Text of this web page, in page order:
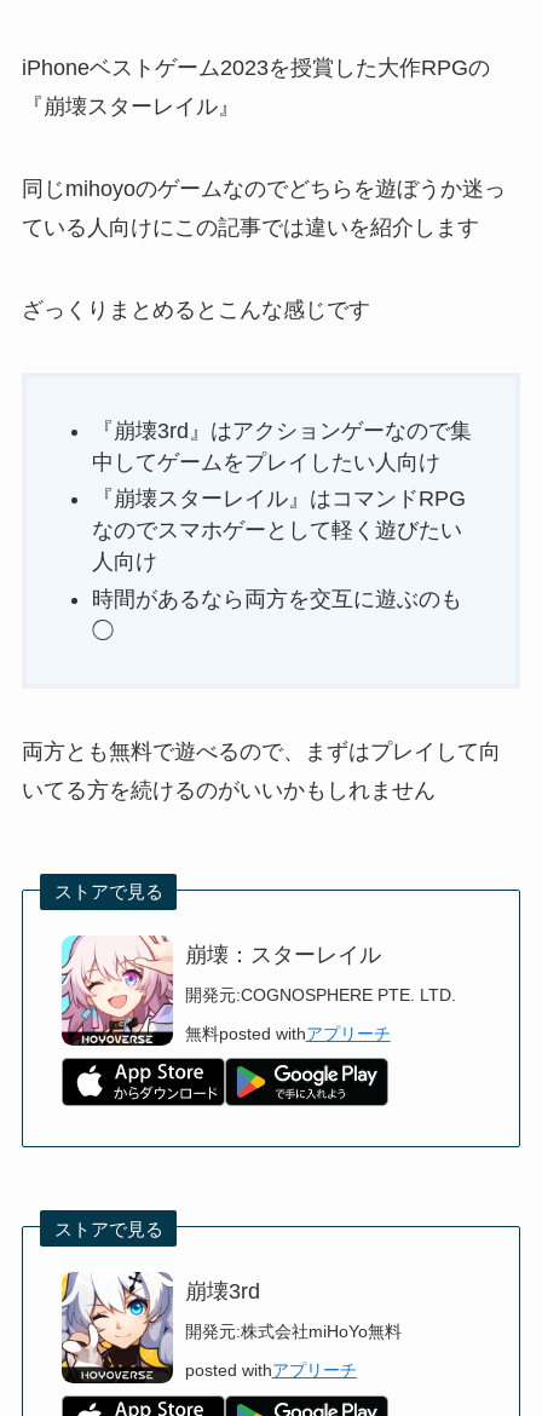
iPhoneベストゲーム2023を授賞した大作RPGの
『崩壊スターレイル』
同じmihoyoのゲームなのでどちらを遊ぼうか迷っ
ている人向けにこの記事では違いを紹介します
ざっくりまとめるとこんな感じです
『崩壊3rd』はアクションゲーなので集
中してゲームをプレイしたい人向け
『崩壊スターレイル』はコマンドRPG
なのでスマホゲーとして軽く遊びたい
人向け
時間があるなら両方を交互に遊ぶのも
◯
両方とも無料で遊べるので、まずはプレイして向
いてる方を続けるのがいいかもしれません
ストアで見る
崩壊：スターレイル
開発元:COGNOSPHERE PTE. LTD.
無料posted withアプリーチ
ストアで見る
崩壊3rd
開発元:株式会社miHoYo無料
posted withアプリーチ